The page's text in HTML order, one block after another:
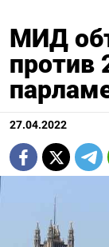
МИД
против
27.04.2022